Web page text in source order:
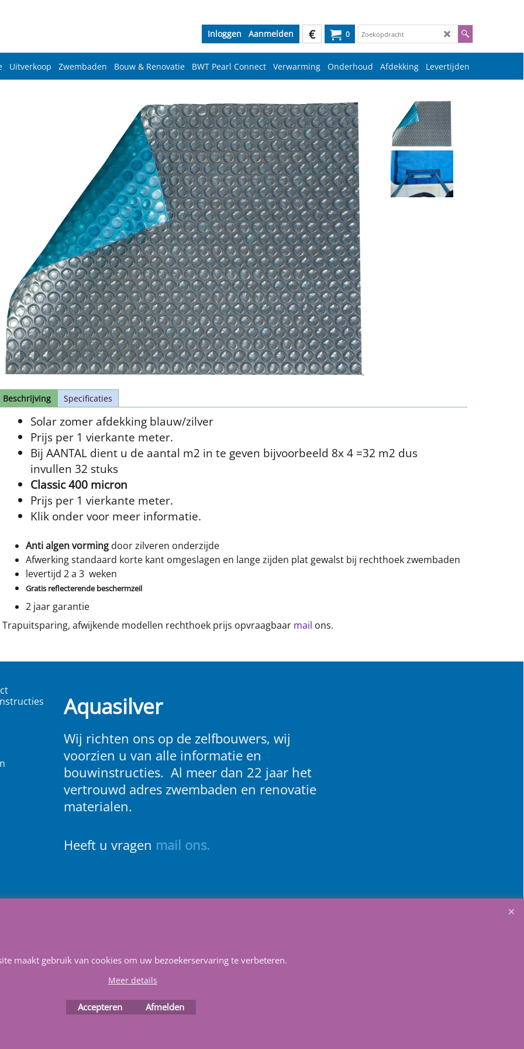
0
€
Inloggen Aanmelden
Uitverkoop Zwembaden Bouw & Renovatie BWT Pearl Connect Verwarming Onderhoud Afdekking Levertijden
Beschrijving Specificaties
Solar zomer afdekking blauw/zilver
Prijs per 1 vierkante meter.
Bij AANTAL dient u de aantal m2 in te geven bijvoorbeeld 8x 4 =32 m2 dus
invullen 32 stuks
Classic 400 micron
Prijs per 1 vierkante meter.
Klik onder voor meer informatie.
Anti algen vorming door zilveren onderzijde
Afwerking standaard korte kant omgeslagen en lange zijden plat gewalst bij rechthoek zwembaden
levertijd 2 a 3 weken
Gratis reflecterende beschermzeil
2 jaar garantie
Trapuitsparing, afwijkende modellen rechthoek prijs opvraagbaar mail ons.
Aquasilver
Wij richten ons op de zelfbouwers, wij
voorzien u van alle informatie en
bouwinstructies. Al meer dan 22 jaar het
vertrouwd adres zwembaden en renovatie
materialen.
Heeft u vragen mail ons.
Webwinkel gemaakt met
ShopFactory webwinkel
maakt gebruik van cookies om uw bezoekerservaring te verbeteren.
Meer details
Accepteren Afmelden